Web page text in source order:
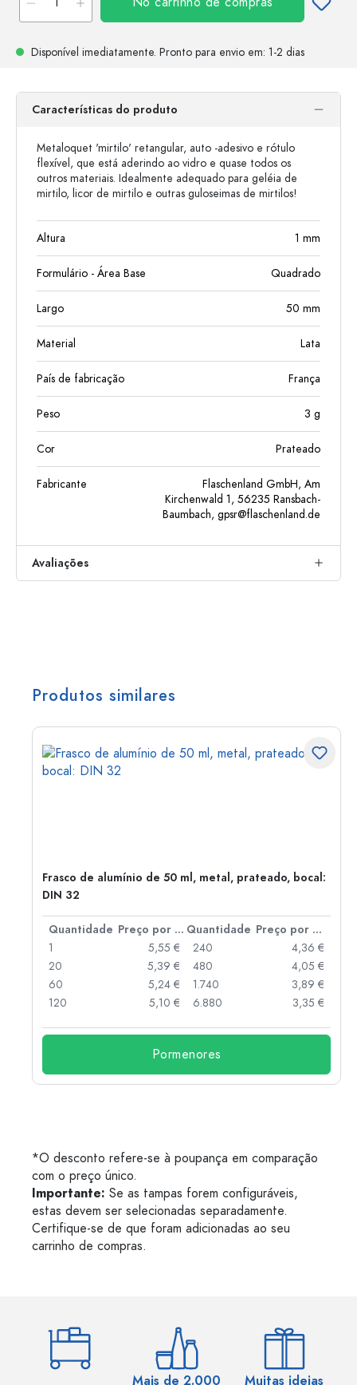
Disponível imediatamente. Pronto para envio em: 1-2 dias
Características do produto
Metaloquet 'mirtilo' retangular, auto -adesivo e rótulo
flexível, que está aderindo ao vidro e quase todos os
outros materiais. Idealmente adequado para geléia de
mirtilo, licor de mirtilo e outras guloseimas de mirtilos!
Altura 1 mm
Formulário - Área Base Quadrado
Largo 50 mm
Material Lata
País de fabricação França
Peso 3 g
Cor Prateado
Fabricante
Flaschenland GmbH, Am
Kirchenwald 1, 56235 Ransbach-
Baumbach, gpsr@flaschenland.de
Avaliações
Produtos similares
Frasco de alumínio de 50 ml, metal, prateado, bocal:
DIN 32
Quantidade Preço por peça Quantidade
Preço por peça
1
5,55 €
20
5,39 €
60
5,24 €
120
5,10 €
240
4,36 €
480
4,05 €
1.740
3,89 €
6.880
3,35 €
Pormenores
*O desconto refere-se à poupança em comparação
com o preço único.
Importante: Se as tampas forem configuráveis,
estas devem ser selecionadas separadamente.
Certifique-se de que foram adicionadas ao seu
carrinho de compras.
Mais de 2.000 Muitas ideias